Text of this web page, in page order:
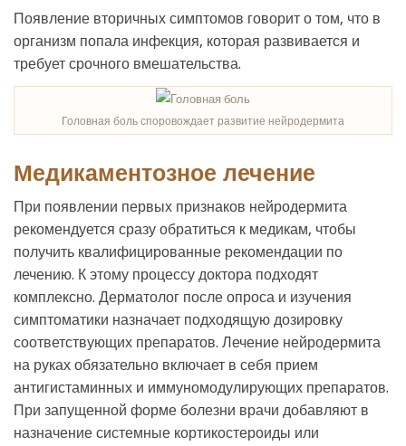
Появление вторичных симптомов говорит о том, что в
организм попала инфекция, которая развивается и
требует срочного вмешательства.
Головная боль споровождает развитие нейродермита
Медикаментозное лечение
При появлении первых признаков нейродермита
рекомендуется сразу обратиться к медикам, чтобы
получить квалифицированные рекомендации по
лечению. К этому процессу доктора подходят
комплексно. Дерматолог после опроса и изучения
симптоматики назначает подходящую дозировку
соответствующих препаратов. Лечение нейродермита
на руках обязательно включает в себя прием
антигистаминных и иммуномодулирующих препаратов.
При запущенной форме болезни врачи добавляют в
назначение системные кортикостероиды или